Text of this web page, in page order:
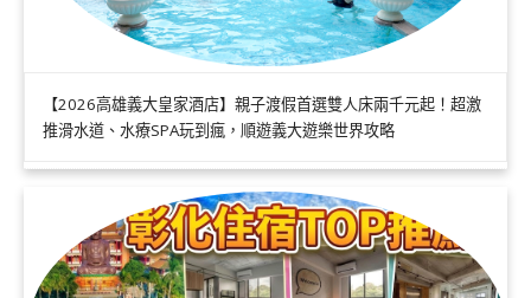
【2026高雄義大皇家酒店】親子渡假首選雙人床兩千元起！超激
推滑水道、水療SPA玩到瘋，順遊義大遊樂世界攻略